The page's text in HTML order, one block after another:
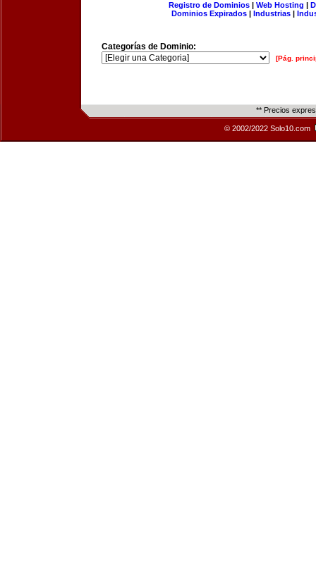
Registro de Dominios| Web Hosting |
Dominios Expirados | Industrias |
Categorías de Dominio:
[Pág.
** Precios
© 2002/2022 Solo10.com